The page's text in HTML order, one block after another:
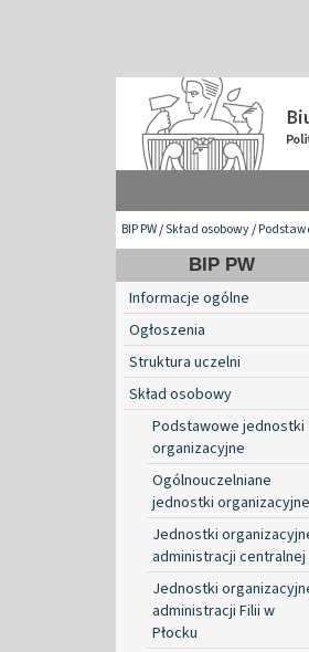
BIP PW/Skład osobowy/
BIP PW
Informacje ogólne
Ogłoszenia
Struktura uczelni
Skład osobowy
Podstawowe jednostki
organizacyjne
Ogólnouczelniane
jednostki organizacyjne
Jednostki
administracji centralnej
Jednostki
administracji Filii w
Płocku